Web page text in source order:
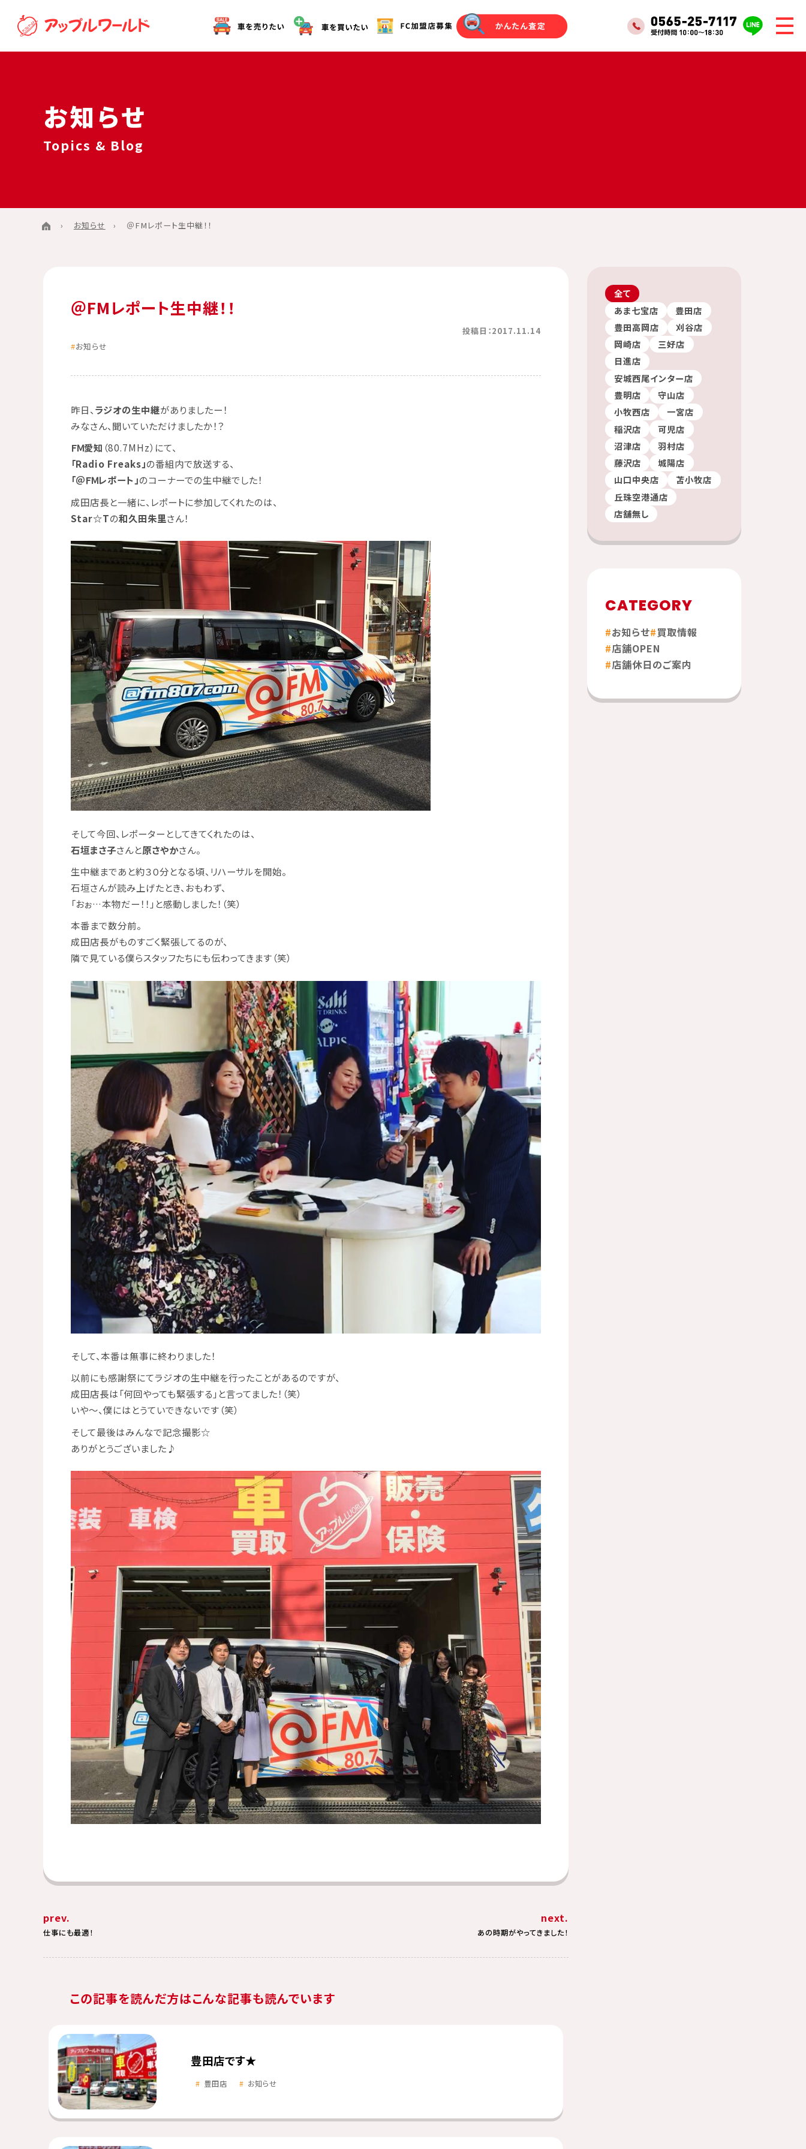
お知らせ
Topics & Blog
お知らせ ＠FMレポート生中継！！
＠FMレポート生中継！！
投稿日：2017.11.14
お知らせ
昨日、 ラジオの生中継がありましたー！
みなさん、聞いていただけましたか！？
ＦＭ愛知 （80.7MHz）にて、
「Radio Freaks 」の番組内で放送する、
「＠ＦＭレポート 」のコーナーでの生中継でした！
成田店長と一緒に、レポートに参加してくれたのは、
Star☆Tの和久田朱里さん！
そして今回、レポーターとしてきてくれたのは、
石垣まさ子さんと原さやかさん。
生中継まであと約３０分となる頃、リハーサルを開始。
石垣さんが読み上げたとき、おもわず、
「おぉ…本物だー！！」と感動しました！（笑）
本番まで数分前。
成田店長がものすごく緊張してるのが、
隣で見ている僕らスタッフたちにも伝わってきます（笑）
そして、本番は無事に終わりました！
以前にも感謝祭にてラジオの生中継を行ったことがあるのですが、
成田店長は「何回やっても緊張する」と言ってました！（笑）
いや～、僕にはとうていできないです（笑）
そして最後はみんなで記念撮影☆
ありがとうございました♪
prev.
仕事にも最適！
next.
あの時期がやってきました！
この記事を読んだ方はこんな記事も読んでいます
豊田店です★
豊田店 お知らせ
全て
あま七宝店
豊田店
豊田高岡店
刈谷店
岡崎店
三好店
日進店
安城西尾インター店
豊明店
守山店
小牧西店
一宮店
稲沢店
可児店
沼津店
羽村店
藤沢店
城陽店
山口中央店
苫小牧店
丘珠空港通店
店舗無し
CATEGORY
お知らせ 買取情報
店舗OPEN
店舗休日のご案内